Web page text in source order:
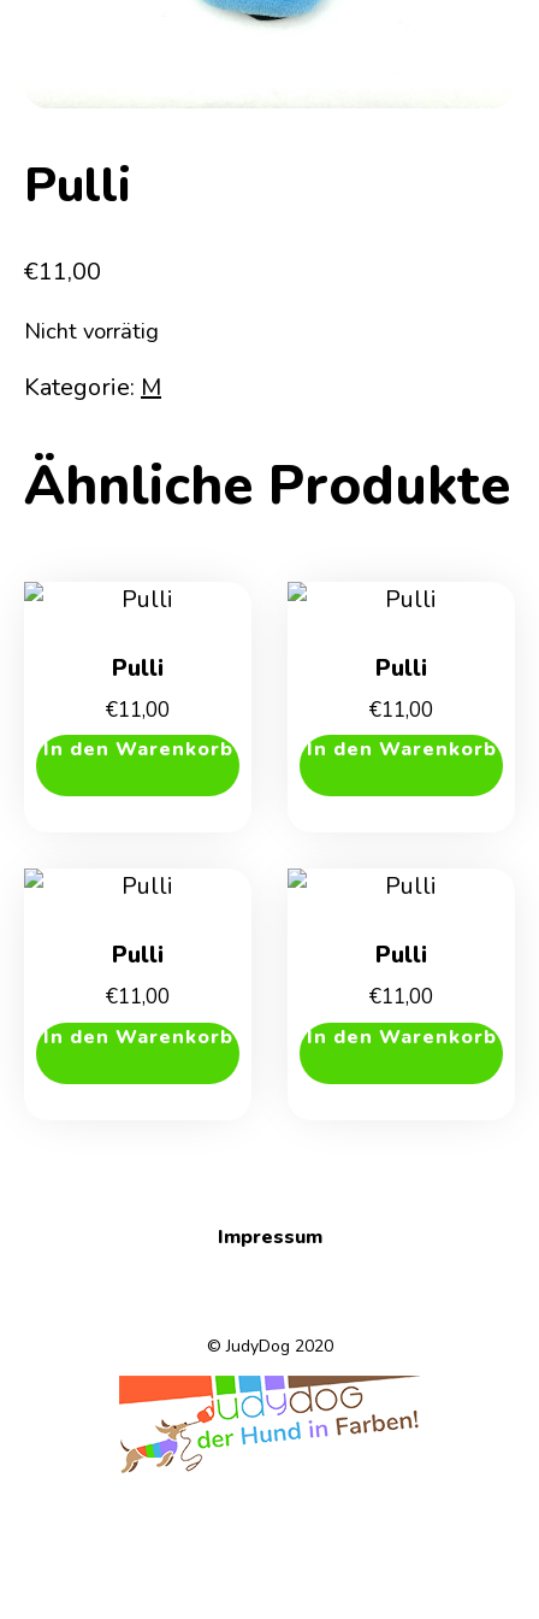
Pulli
€11,00
Nicht vorrätig
Kategorie: M
Ähnliche Produkte
Pulli
€11,00
In den Warenkorb
Pulli
€11,00
In den Warenkorb
Pulli
€11,00
In den Warenkorb
Pulli
€11,00
In den Warenkorb
Impressum
© JudyDog 2020